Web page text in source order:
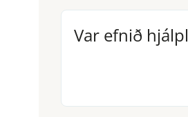
Var efnið
Var efnið